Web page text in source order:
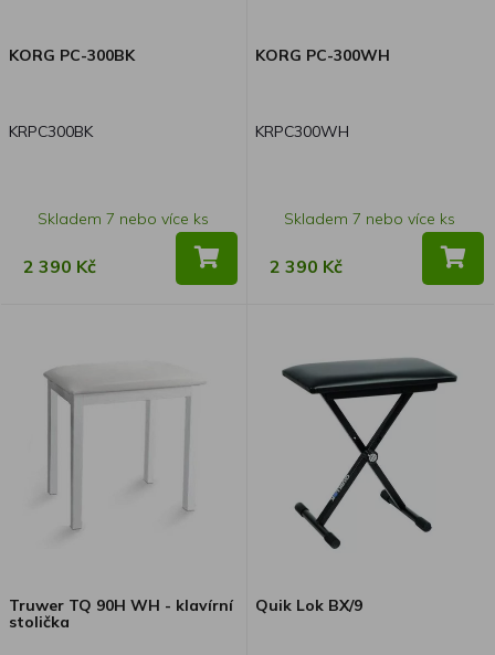
KORG PC-300BK
KRPC300BK
Skladem 7 nebo více ks
2 390 Kč
KORG PC-300WH
KRPC300WH
Skladem 7 nebo více ks
2 390 Kč
Truwer TQ 90H WH - klavírní
stolička
Quik Lok BX/9